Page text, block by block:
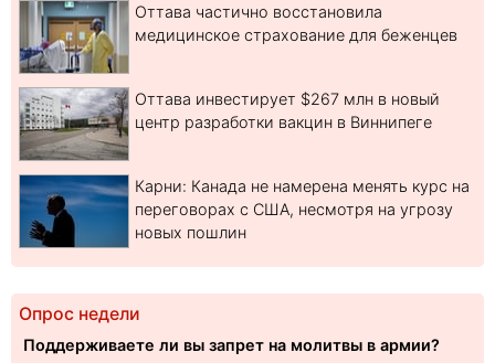
Оттава частично восстановила
медицинское страхование для беженцев
Оттава инвестирует $267 млн в новый
центр разработки вакцин в Виннипеге
Карни: Канада не намерена менять курс на
переговорах с США, несмотря на угрозу
новых пошлин
Опрос недели
Поддерживаете ли вы запрет на молитвы в армии?